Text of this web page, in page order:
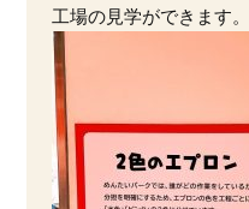
工場の見学ができます。